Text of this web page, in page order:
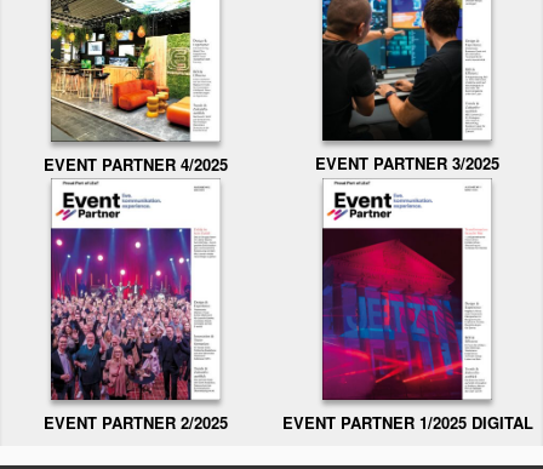
EVENT PARTNER 4/2025 EVENT PARTNER 3/2025
EVENT PARTNER 2/2025 EVENT PARTNER 1/2025 DIGITAL